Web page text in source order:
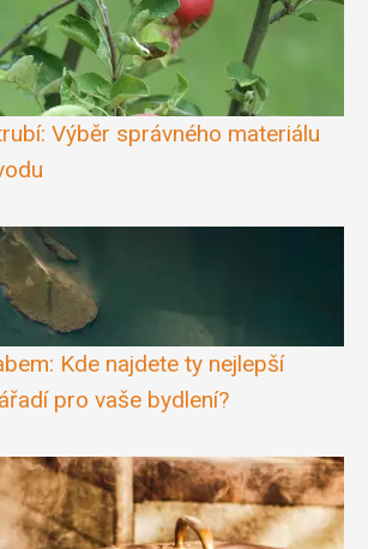
Výběr správného materiálu
Kde najdete ty nejlepší
pro vaše bydlení?